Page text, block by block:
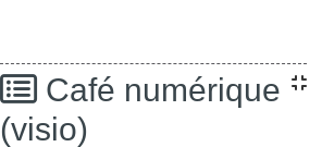
Café numérique
(visio)